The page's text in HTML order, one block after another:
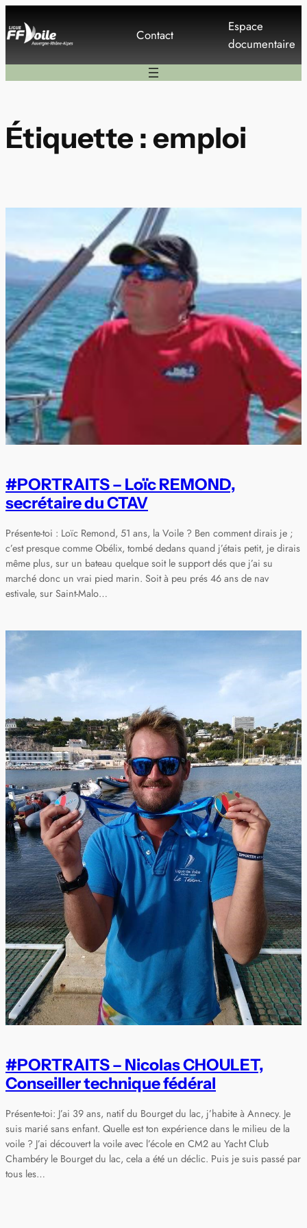
au
contenu
Contact
Espace
documentaire
Étiquette : emploi
#PORTRAITS – Loïc REMOND,
secrétaire du CTAV
Présente-toi : Loïc Remond, 51 ans, la Voile ? Ben comment dirais je ;
c’est presque comme Obélix, tombé dedans quand j’étais petit, je dirais
même plus, sur un bateau quelque soit le support dés que j’ai su
marché donc un vrai pied marin. Soit à peu prés 46 ans de nav
estivale, sur Saint-Malo…
#PORTRAITS – Nicolas CHOULET,
Conseiller technique fédéral
Présente-toi: J’ai 39 ans, natif du Bourget du lac, j’habite à Annecy. Je
suis marié sans enfant. Quelle est ton expérience dans le milieu de la
voile ? J’ai découvert la voile avec l’école en CM2 au Yacht Club
Chambéry le Bourget du lac, cela a été un déclic. Puis je suis passé par
tous les…